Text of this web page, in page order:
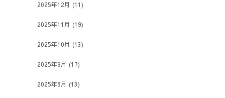
2025年12月 (11)
2025年11月 (19)
2025年10月 (13)
2025年9月 (17)
2025年8月 (13)